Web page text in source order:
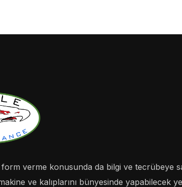
verme konusunda da bilgi ve tecrübeye
ve kalıplarını bünyesinde yapabilecek